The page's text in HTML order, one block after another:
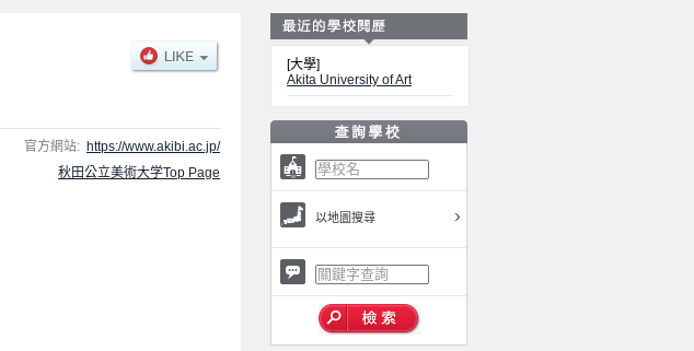
官方網站: https://www.akibi.ac.jp/
秋田公立美術大学Top Page
[大學]
Akita University of Art
以地圖搜尋